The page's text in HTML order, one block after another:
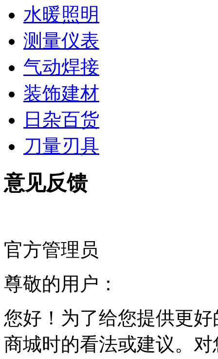
水暖照明
测量仪表
气动焊接
装饰建材
日杂百货
刀量刃具
意见反馈
官方管理员
尊敬的用户：
您好！为了给您提供更
商城时的看法或建议。